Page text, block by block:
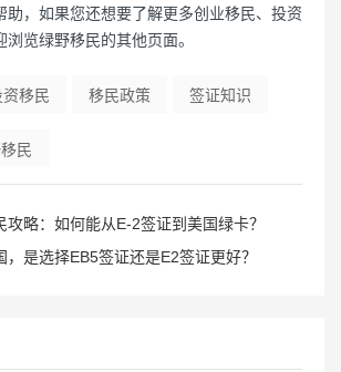
助，如果您还想要了解更多创业移民、投资
览绿野移民的其他页面。
资移民 移民政策 签证知识
民
攻略：如何能从E-2签证到美国绿卡？
，是选择EB5签证还是E2签证更好？